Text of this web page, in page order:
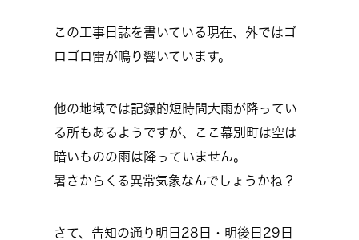
この工事日誌を書いている現在、外ではゴ
ロゴロ雷が鳴り響いています。
他の地域では記録的短時間大雨が降ってい
る所もあるようですが、ここ幕別町は空は
暗いものの雨は降っていません。
暑さからくる異常気象なんでしょうかね？
さて、告知の通り明日28日・明後日29日